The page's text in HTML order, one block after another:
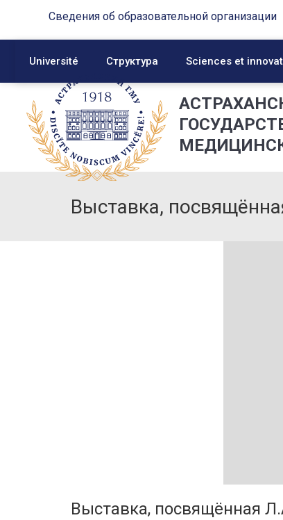
Сведения об образовательной организации
Université Структура Sciences et
Выставка,
Выставка, посвящённая